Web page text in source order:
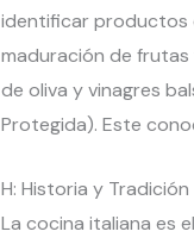
identificar productos
maduración de
de oliva y vinagres
Protegida). Este
H: Historia y Tradición
La cocina italiana es